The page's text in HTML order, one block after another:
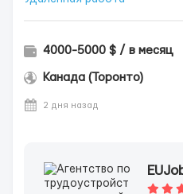
4000-5000 $ / в месяц
Канада (Торонто)
2 дня назад